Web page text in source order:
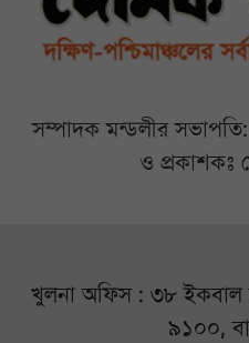
সম্পাদক মন্ডলীর
ও প্রকাশকঃ
খুলনা অফিস : ৩৮ ইকবাল
৯১০০,